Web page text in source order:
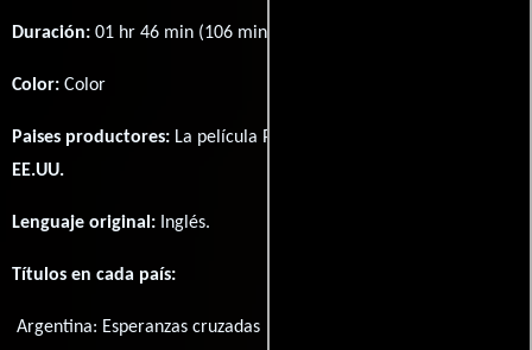
Duración: 01 hr 46 min (106 minutos) .
Color: Color
Paises productores: La película Powder Blue fué producida en
EE.UU.
Lenguaje original: Inglés.
Títulos en cada país:
Argentina: Esperanzas cruzadas